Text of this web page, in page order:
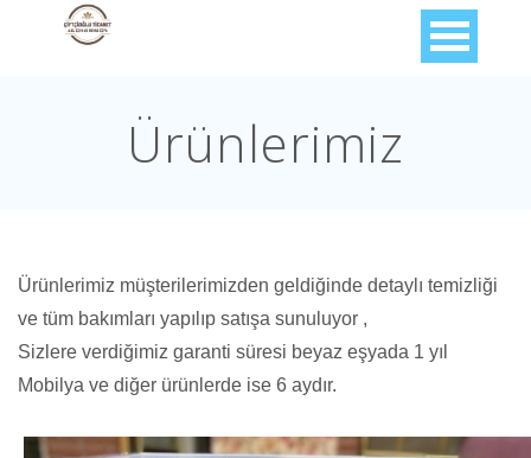
Ürünlerimiz
Ürünlerimiz müşterilerimizden geldiğinde detaylı temizliği
ve tüm bakımları yapılıp satışa sunuluyor ,
Sizlere verdiğimiz garanti süresi beyaz eşyada 1 yıl
Mobilya ve diğer ürünlerde ise 6 aydır.